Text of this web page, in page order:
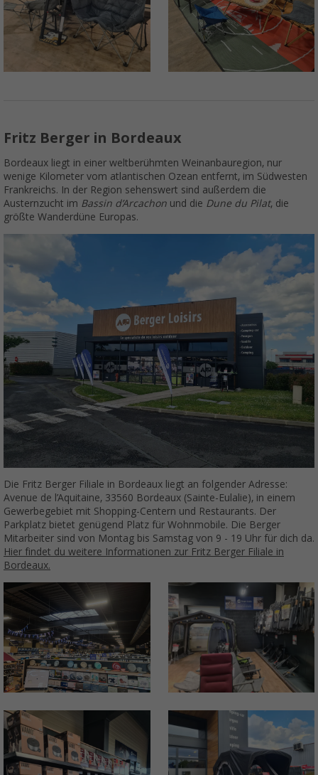
Fritz Berger in Bordeaux
Bordeaux liegt in einer weltberühmten Weinanbauregion, nur
wenige Kilometer vom atlantischen Ozean entfernt, im Südwesten
Frankreichs. In der Region sehenswert sind außerdem die
Austernzucht im Bassin d’Arcachon und die Dune du Pilat, die
größte Wanderdüne Europas.
Die Fritz Berger Filiale in Bordeaux liegt an folgender Adresse:
Avenue de l’Aquitaine, 33560 Bordeaux (Sainte-Eulalie), in einem
Gewerbegebiet mit Shopping-Centern und Restaurants. Der
Parkplatz bietet genügend Platz für Wohnmobile. Die Berger
Mitarbeiter sind von Montag bis Samstag von 9 - 19 Uhr für dich da.
Hier findet du weitere Informationen zur Fritz Berger Filiale in
Bordeaux.